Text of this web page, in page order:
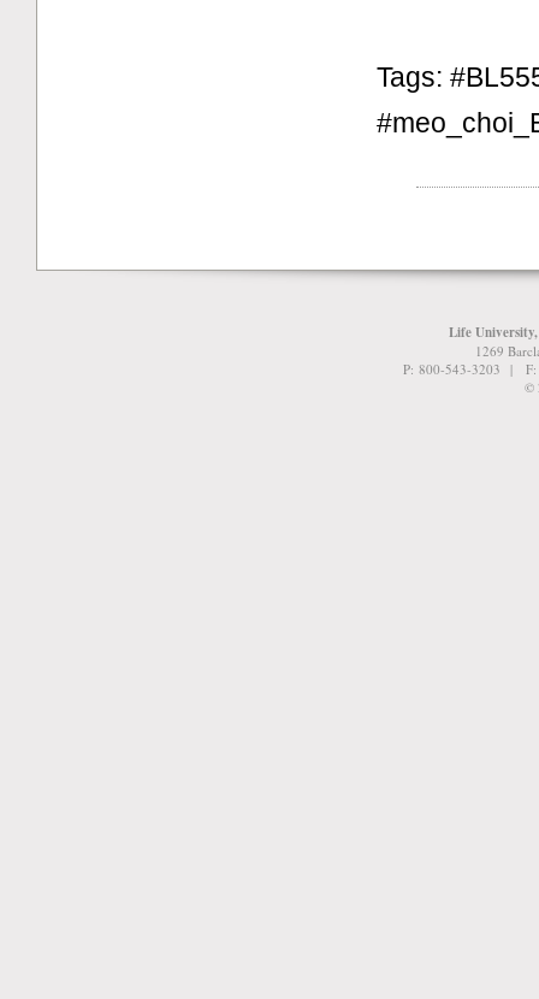
Tags:
Life
1269
P: 800-543-3203 |
©